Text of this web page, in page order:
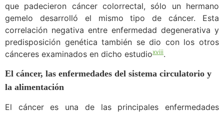
que padecieron cáncer colorrectal, sólo un hermano
gemelo desarrolló el mismo tipo de cáncer. Esta
correlación negativa entre enfermedad degenerativa y
predisposición genética también se dio con los otros
cánceres examinados en dicho estudioxviii.
El cáncer, las enfermedades del sistema circulatorio y
la alimentación
El cáncer es una de las principales enfermedades